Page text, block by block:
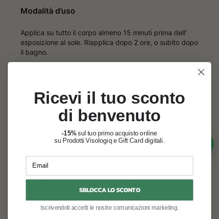
Modalità d’uso
Applica su tutto il corpo almeno 15 minuti prima dell’
esposizione al sole. Riapplica dopo 2 ore, o subito dopo
il bagno.
Prodotti correlati
PROMO
Ricevi il tuo sconto
di benvenuto
-15%sul tuo primo acquisto online
su Prodotti Visologiq e Gift Card digitali.
Email
SBLOCCA LO SCONTO
Iscrivendoti accetti le nostre comunicazioni marketing.